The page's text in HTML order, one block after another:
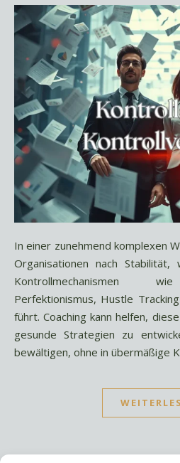
In einer zunehmend komplexen Welt suchen Menschen und
Organisationen nach
Kontrollmechanismen
Perfektionismus, Hustle
führt. Coaching kann helfen,
gesunde Strategien zu
bewältigen, ohne in übermäßige